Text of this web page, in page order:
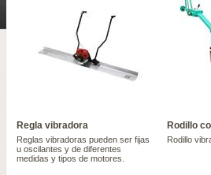
Regla vibradora
Reglas vibradoras pueden ser fijas
u oscilantes y de diferentes
medidas y tipos de motores.
Rodillo
Rodillo